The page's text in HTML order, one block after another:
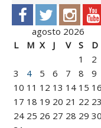
agosto 2026
L
M X J V S
D
1
2
3
4 5 6 7 8
9
10 11 12 13 14 15 16
17 18 19 20 21 22 23
24 25 26 27 28 29 30